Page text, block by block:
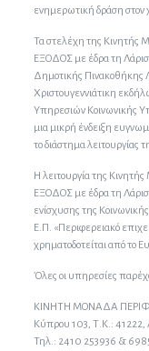
ενημερωτική δράση στον
Τα στελέχη της Κινητής
ΕΞΟΔΟΣ με έδρα τη
Δημοτικής Πινακοθήκης
Χριστουγεννιάτικη
Υπηρεσιών Κοινωνικής
μια μικρή ένδειξη
το διάστημα λειτουργίας
Η λειτουργία της
ΕΞΟΔΟΣ με έδρα τη
ενίσχυσης της
Ε.Π. «Περιφερειακό
χρηματοδοτείται από το
Όλες οι υπηρεσίες
ΚΙΝΗΤΗ ΜΟΝΑΔΑ
Κύπρου 103, Τ.Κ.: 41222,
Τηλ.: 2410 253936 &